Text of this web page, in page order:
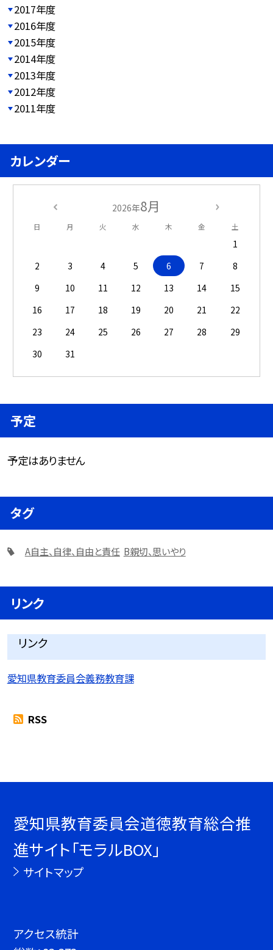
2017年度
2016年度
2015年度
2014年度
2013年度
2012年度
2011年度
カレンダー
2026年8月
日 月 火 水 木 金 土
1
2
3 4 5 6 7
8
9
10 11 12 13 14
15
16
17 18 19 20 21
22
23
24 25 26 27 28
29
30
31
予定
予定はありません
タグ
A自主、自律、自由と責任 B親切、思いやり
リンク
リンク
愛知県教育委員会義務教育課
RSS
愛知県教育委員会道徳教育総合推
進サイト「モラルBOX」
サイトマップ
アクセス統計